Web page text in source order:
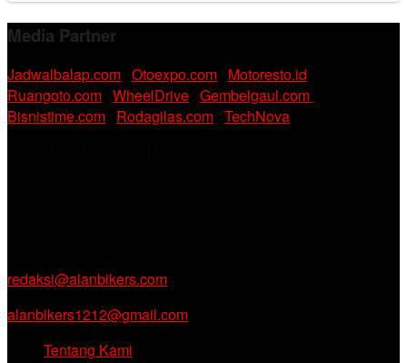
Media Partner
Jadwalbalap.com Otoexpo.com Motoresto.id
Ruangoto.com WheelDrive Gembelgaul.com
Bisnistime.com Rodagilas.com TechNova
redaksi@alanbikers.com
alanbikers1212@gmail.com
Tentang Kami